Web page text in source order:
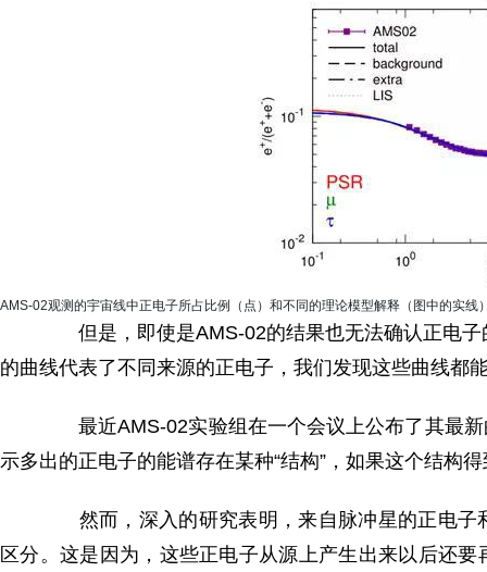
AMS-02观测的宇宙线中正电子所占比例（点）和不同的理论模型解释（图中的实线
但是，即使是AMS-02的结果也无法确认正电子
的曲线代表了不同来源的正电子，我们发现这些曲线都
最近AMS-02实验组在一个会议上公布了其最新
示多出的正电子的能谱存在某种“结构”，如果这个结构
然而，深入的研究表明，来自脉冲星的正电子
区分。这是因为，这些正电子从源上产生出来以后还